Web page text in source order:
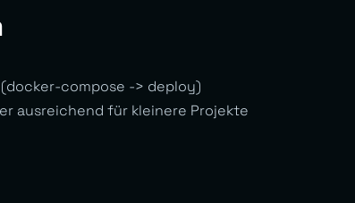
compose -> deploy)
ausreichend für kleinere Projekte